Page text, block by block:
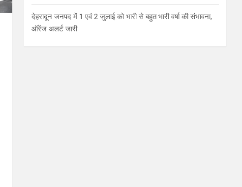
देहरादून जनपद में 1 एवं 2 जुलाई को भारी से बहुत भारी वर्षा की संभावना,
ऑरेंज अलर्ट जारी